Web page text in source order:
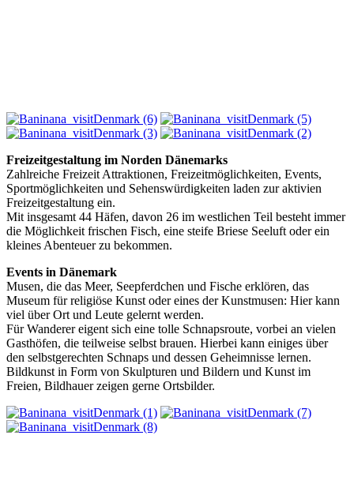
Freizeitgestaltung im Norden Dänemarks
Zahlreiche Freizeit Attraktionen, Freizeitmöglichkeiten, Events,
Sportmöglichkeiten und Sehenswürdigkeiten laden zur aktivien
Freizeitgestaltung ein.
Mit insgesamt 44 Häfen, davon 26 im westlichen Teil besteht immer
die Möglichkeit frischen Fisch, eine steife Briese Seeluft oder ein
kleines Abenteuer zu bekommen.
Events in Dänemark
Musen, die das Meer, Seepferdchen und Fische erklören, das
Museum für religiöse Kunst oder eines der Kunstmusen: Hier kann
viel über Ort und Leute gelernt werden.
Für Wanderer eigent sich eine tolle Schnapsroute, vorbei an vielen
Gasthöfen, die teilweise selbst brauen. Hierbei kann einiges über
den selbstgerechten Schnaps und dessen Geheimnisse lernen.
Bildkunst in Form von Skulpturen und Bildern und Kunst im
Freien, Bildhauer zeigen gerne Ortsbilder.